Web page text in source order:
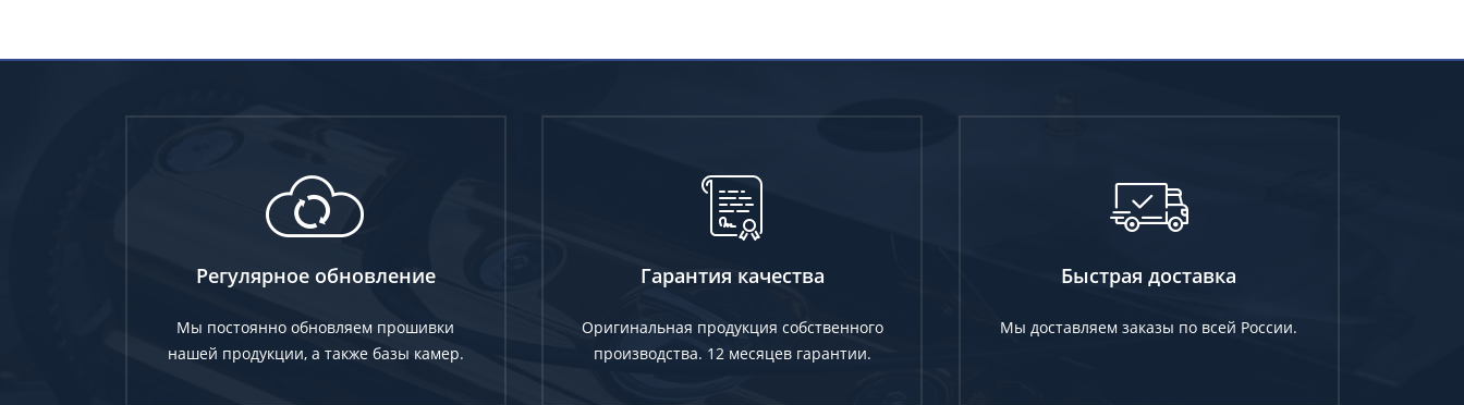
Регулярное обновление
Мы постоянно обновляем прошивки
нашей продукции, а также базы камер.
Гарантия качества
Оригинальная продукция собственного
производства. 12 месяцев гарантии.
Быстрая доставка
Мы доставляем заказы по всей России.